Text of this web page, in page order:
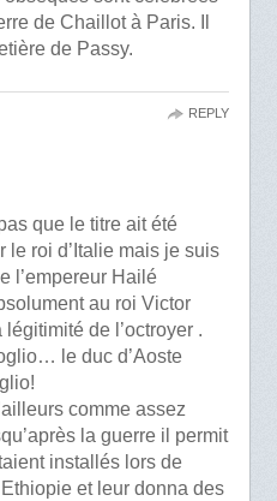
de Chaillot à Paris. Il
de Passy.
que le titre ait été
le roi d’Italie mais je suis
l’empereur Hailé
au roi Victor
de l’octroyer .
le duc d’Aoste
comme assez
la guerre il permit
installés lors de
et leur donna des
REPLY